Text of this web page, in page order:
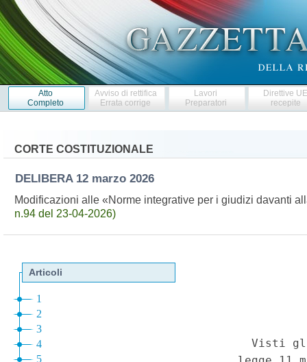
Atto
Completo
Avviso di rettifica
Errata corrige
Lavori
Preparatori
Direttive
recepite
CORTE COSTITUZIONALE
DELIBERA 12 marzo 2026
Modificazioni alle «Norme integrative per i giudizi davanti
n.94 del 23-04-2026)